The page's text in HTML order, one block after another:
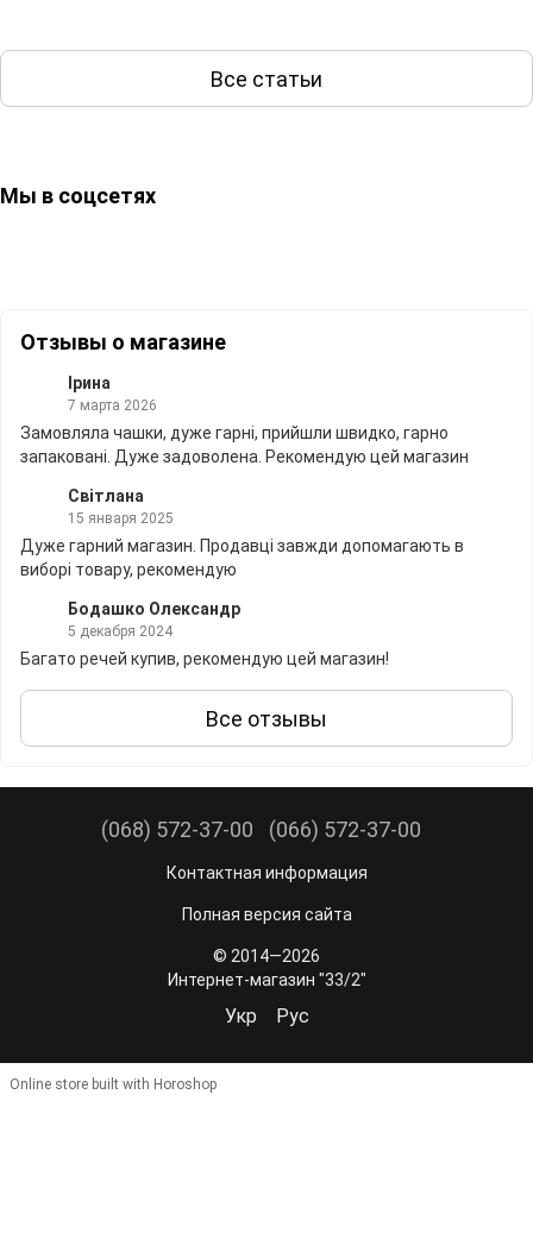
Все статьи
Мы в соцсетях
Отзывы о магазине
Ірина
7 марта 2026
Замовляла чашки, дуже гарні, прийшли швидко, гарно
запаковані. Дуже задоволена. Рекомендую цей магазин
Світлана
15 января 2025
Дуже гарний магазин. Продавці завжди допомагають в
виборі товару, рекомендую
Бодашко Олександр
5 декабря 2024
Багато речей купив, рекомендую цей магазин!
Все отзывы
(068) 572-37-00 (066) 572-37-00
Контактная информация
Полная версия сайта
© 2014—2026
Интернет-магазин "33/2"
Укр Рус
Online store built with Horoshop